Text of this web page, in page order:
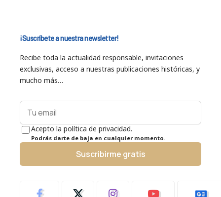
¡Suscríbete a nuestra newsletter!
Recibe toda la actualidad responsable, invitaciones
exclusivas, acceso a nuestras publicaciones históricas, y
mucho más…
Acepto la política de privacidad.
Podrás darte de baja en cualquier momento.
Suscribirme gratis